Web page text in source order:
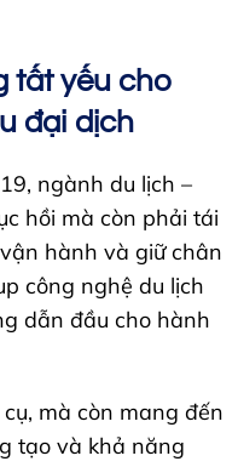
tất yếu cho
đại dịch
ngành du lịch –
hồi mà còn phải tái
hành và giữ chân
công nghệ du lịch
dẫn đầu cho hành
mà còn mang đến
tạo và khả năng